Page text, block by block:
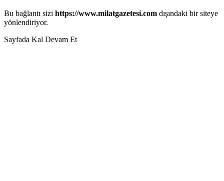
Bu bağlantı sizi https://www.milatgazetesi.com dışındaki bir siteye
yönlendiriyor.
Sayfada Kal Devam Et